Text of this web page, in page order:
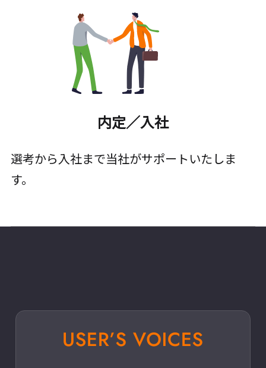
内定／入社
選考から入社まで当社がサポートいたしま
す。